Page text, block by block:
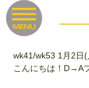
wk41/wk53 1月2日(
こんにちは！D→A